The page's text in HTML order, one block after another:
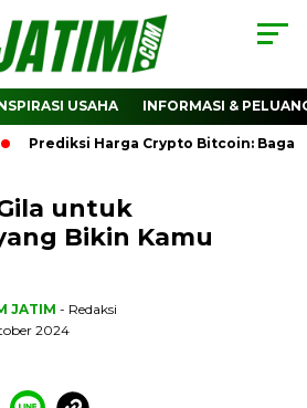
USAHA INFORMASI &
Harga Crypto Bitcoin: Bagaimana
untuk
Bikin Kamu
JATIM - Redaksi
2024